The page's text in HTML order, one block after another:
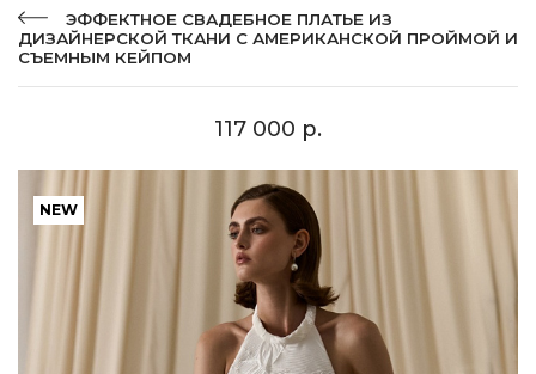
ЭФФЕКТНОЕ СВАДЕБНОЕ ПЛАТЬЕ ИЗ
ДИЗАЙНЕРСКОЙ ТКАНИ С АМЕРИКАНСКОЙ ПРОЙМОЙ И
СЪЕМНЫМ КЕЙПОМ
117 000 р.
NEW